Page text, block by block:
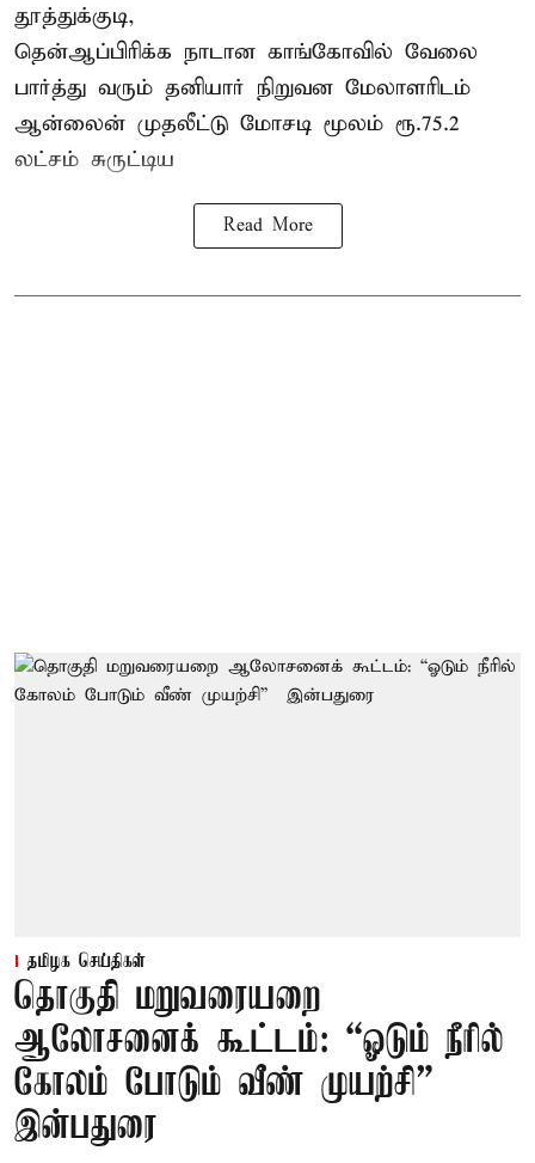
தூத்துக்குடி,
தென்ஆப்பிரிக்க நாடான காங்கோவில் வேலை
பார்த்து வரும் தனியார் நிறுவன மேலாளரிடம்
ஆன்லைன் முதலீட்டு மோசடி மூலம் ரூ.75.2
லட்சம் சுருட்டிய
Read More
தமிழக செய்திகள்
தொகுதி மறுவரையறை
ஆலோசனைக் கூட்டம்: “ஓடும் நீரில்
கோலம் போடும் வீண் முயற்சி” –
இன்பதுரை